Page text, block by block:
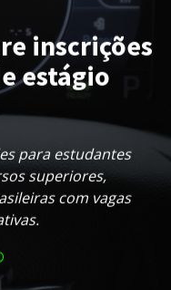
inscrições
estágio
para estudantes
superiores,
com vagas